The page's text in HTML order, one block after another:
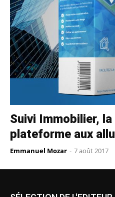
Suivi Immobilier,
plateforme aux
Emmanuel Mozar - 7 août 2017